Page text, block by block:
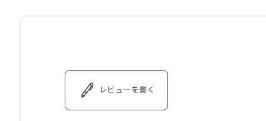
レビューを書く